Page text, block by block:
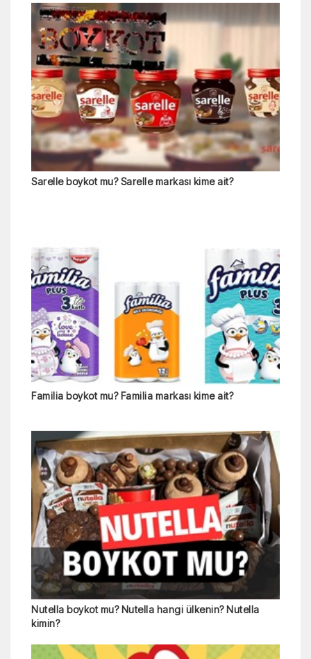
Sarelle boykot mu? Sarelle markası kime ait?
Familia boykot mu? Familia markası kime ait?
Nutella boykot mu? Nutella hangi ülkenin? Nutella
kimin?